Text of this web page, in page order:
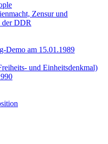
Zensur und
DDR
Demo am 15.01.1989
und Einheitsdenkmal)